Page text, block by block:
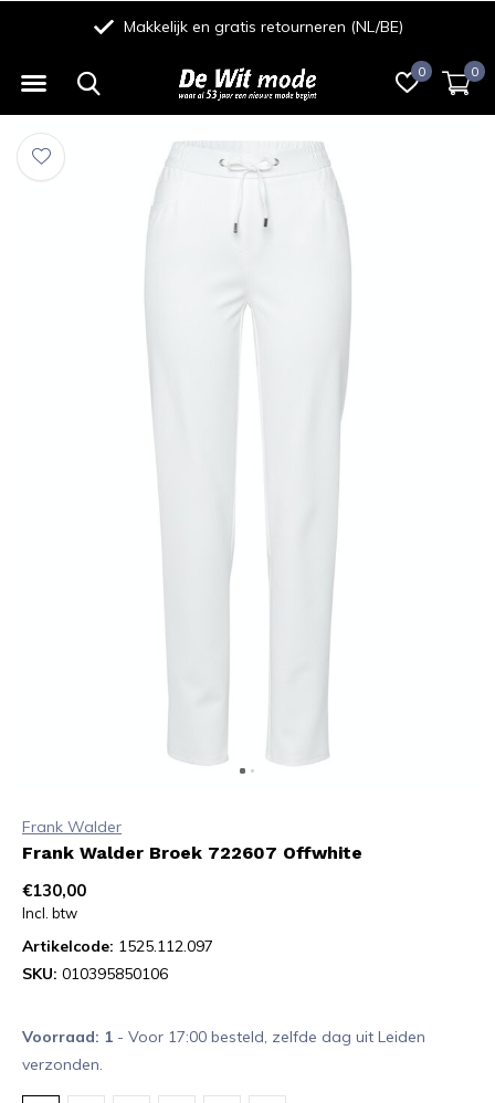
0 0
Makkelijk en gratis retourneren (NL/BE)
Frank Walder
Frank Walder Broek 722607 Offwhite
€130,00
Incl. btw
Artikelcode: 1525.112.097
SKU: 010395850106
Voorraad: 1 - Voor 17:00 besteld, zelfde dag uit Leiden
verzonden.